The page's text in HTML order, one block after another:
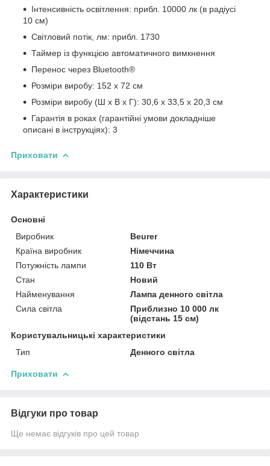
Інтенсивність освітлення: прибл. 10000 лк (в радіусі
10 см)
Світловий потік, лм: прибл. 1730
Таймер із функцією автоматичного вимкнення
Перенос через Bluetooth®
Розміри виробу: 152 x 72 см
Розміри виробу (Ш x В х Г): 30,6 x 33,5 x 20,3 см
Гарантія в роках (гарантійні умови докладніше
описані в інструкціях): 3
Приховати
Характеристики
Основні
Виробник
Beurer
Країна виробник
Німеччина
Потужність лампи
110 Вт
Стан
Новий
Найменування
Лампа денного світла
Сила світла
Приблизно 10 000 лк
(відстань 15 см)
Користувальницькі характеристики
Тип
Денного світла
Приховати
Відгуки про товар
Ще немає відгуків про цей товар